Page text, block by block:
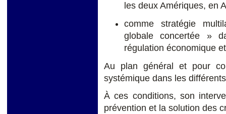
les deux Amériques, en
comme stratégie
globale concertée »
régulation économique
Au plan général et pour
systémique dans les
À ces conditions, son
prévention et la solution des